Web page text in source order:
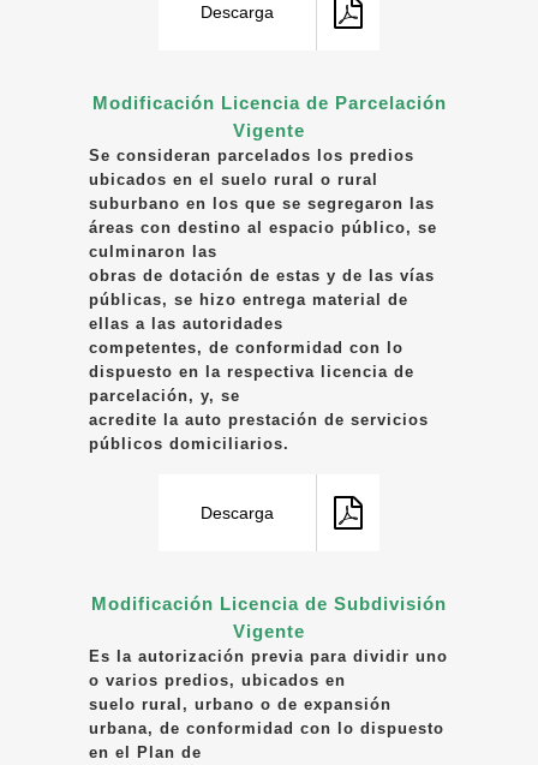
Descarga
Modificación Licencia de Parcelación
Vigente
Se consideran parcelados los predios
ubicados en el suelo rural o rural
suburbano en los que se segregaron las
áreas con destino al espacio público, se
culminaron las
obras de dotación de estas y de las vías
públicas, se hizo entrega material de
ellas a las autoridades
competentes, de conformidad con lo
dispuesto en la respectiva licencia de
parcelación, y, se
acredite la auto prestación de servicios
públicos domiciliarios.
Descarga
Modificación Licencia de Subdivisión
Vigente
Es la autorización previa para dividir uno
o varios predios, ubicados en
suelo rural, urbano o de expansión
urbana, de conformidad con lo dispuesto
en el Plan de